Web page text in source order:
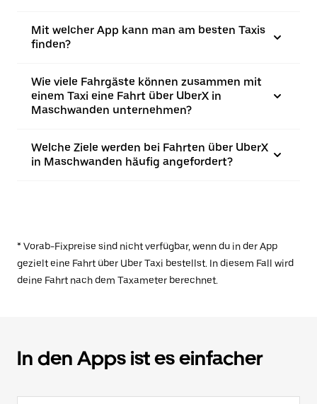
Mit welcher App kann man am besten Taxis
finden?
Wie viele Fahrgäste können zusammen mit
einem Taxi eine Fahrt über UberX in
Maschwanden unternehmen?
Welche Ziele werden bei Fahrten über UberX
in Maschwanden häufig angefordert?
* Vorab-Fixpreise sind nicht verfügbar, wenn du in der App
gezielt eine Fahrt über Uber Taxi bestellst. In diesem Fall wird
deine Fahrt nach dem Taxameter berechnet.
In den Apps ist es einfacher